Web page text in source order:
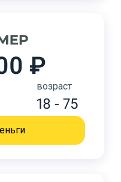
₽
возраст
18 - 75